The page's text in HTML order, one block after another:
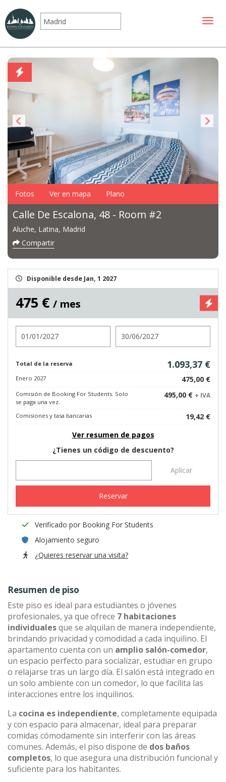
Fotos Ver en mapa Plano
Calle De Escalona, 48 - Room #2
Aluche, Latina, Madrid
Compartir
Disponible desde Jan, 1 2027
475 € / mes
Total de la reserva 1.093,37 €
Enero 2027 475,00 €
Comisión de Booking For Students. Solo
se paga una vez.
495,00 € + IVA
Comisiones y tasa bancarias
19,42 €
Ver resumen de pagos
¿Tienes un código de descuento?
Aplicar
Reservar
Verificado por Booking For Students
Alojamiento seguro
¿Quieres reservar una visita?
Resumen de piso
Este piso es ideal para estudiantes o jóvenes
profesionales, ya que ofrece 7 habitaciones
individualesque se alquilan de manera independiente,
brindando privacidad y comodidad a cada inquilino. El
apartamento cuenta con un amplio salón-comedor,
un espacio perfecto para socializar, estudiar en grupo
o relajarse tras un largo día. El salón está integrado en
un solo ambiente con un comedor, lo que facilita las
interacciones entre los inquilinos.
La cocina es independiente, completamente equipada
y con espacio para almacenar, ideal para preparar
comidas cómodamente sin interferir con las áreas
comunes. Además, el piso dispone de dos baños
completos, lo que asegura una distribución funcional y
suficiente para los habitantes.